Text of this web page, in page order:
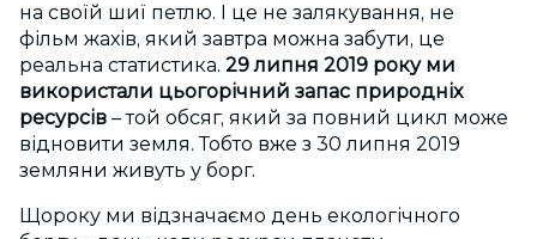
на своїй шиї петлю. І це не залякування, не
фільм жахів, який завтра можна забути, це
реальна статистика. 29 липня 2019 року ми
використали цьогорічний запас природніх
ресурсів – той обсяг, який за повний цикл може
відновити земля. Тобто вже з 30 липня 2019
земляни живуть у борг.
Щороку ми відзначаємо день екологічного